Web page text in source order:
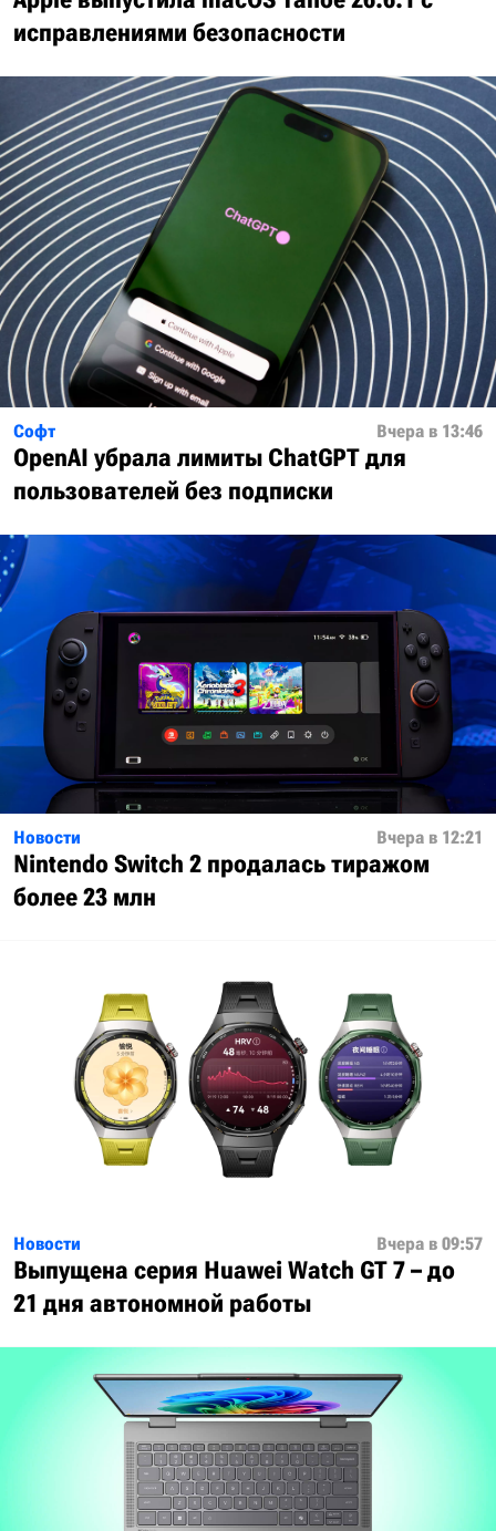
исправлениями безопасности
Софт Вчера в 13:46
OpenAI убрала лимиты ChatGPT для
пользователей без подписки
Новости Вчера в 12:21
Nintendo Switch 2 продалась тиражом
более 23 млн
Новости Вчера в 09:57
Выпущена серия Huawei Watch GT 7 – до
21 дня автономной работы